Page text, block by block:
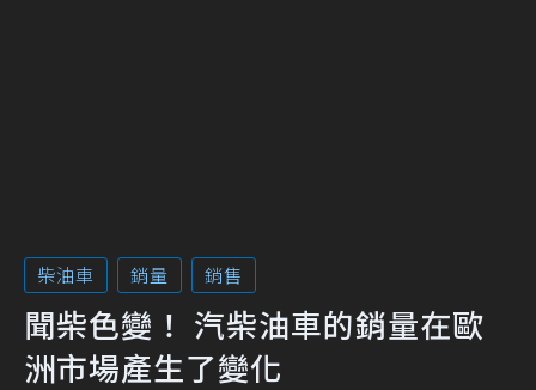
柴油車 銷量 銷售
聞柴色變！ 汽柴油車的銷量在歐
洲市場產生了變化